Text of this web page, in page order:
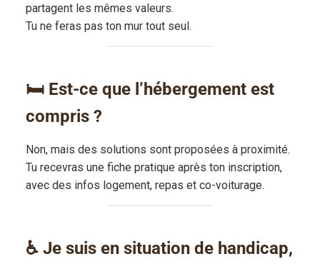
partagent les mêmes valeurs.
Tu ne feras pas ton mur tout seul.
🛏️ Est-ce que l’hébergement est
compris ?
Non, mais des solutions sont proposées à proximité.
Tu recevras une fiche pratique après ton inscription,
avec des infos logement, repas et co-voiturage.
♿ Je suis en situation de handicap,